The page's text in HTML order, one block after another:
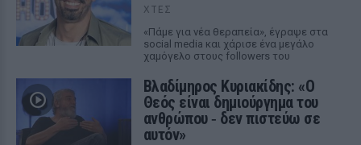
ΧΤΕΣ
«Πάμε για νέα θεραπεία», έγραψε στα
social media και χάρισε ένα μεγάλο
χαμόγελο στους followers του
Βλαδίμηρος Κυριακίδης: «Ο
Θεός είναι δημιούργημα του
ανθρώπου ‑ δεν πιστεύω σε
αυτόν»